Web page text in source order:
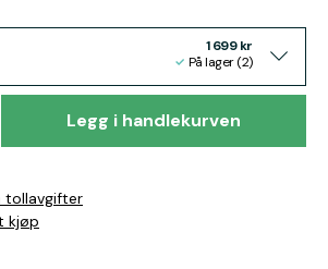
1 699 kr
På lager (2)
Legg i handlekurven
tollavgifter
kjøp